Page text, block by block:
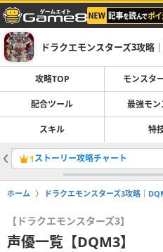
ドラクエモンスターズ3攻略
攻略TOP モンスタ
配合ツール 最強モン
スキル 特
1ストーリー攻略チャート
ホーム ドラクエモンスターズ3攻略｜
【ドラクエモンスターズ3】
声優一覧【DQM3】